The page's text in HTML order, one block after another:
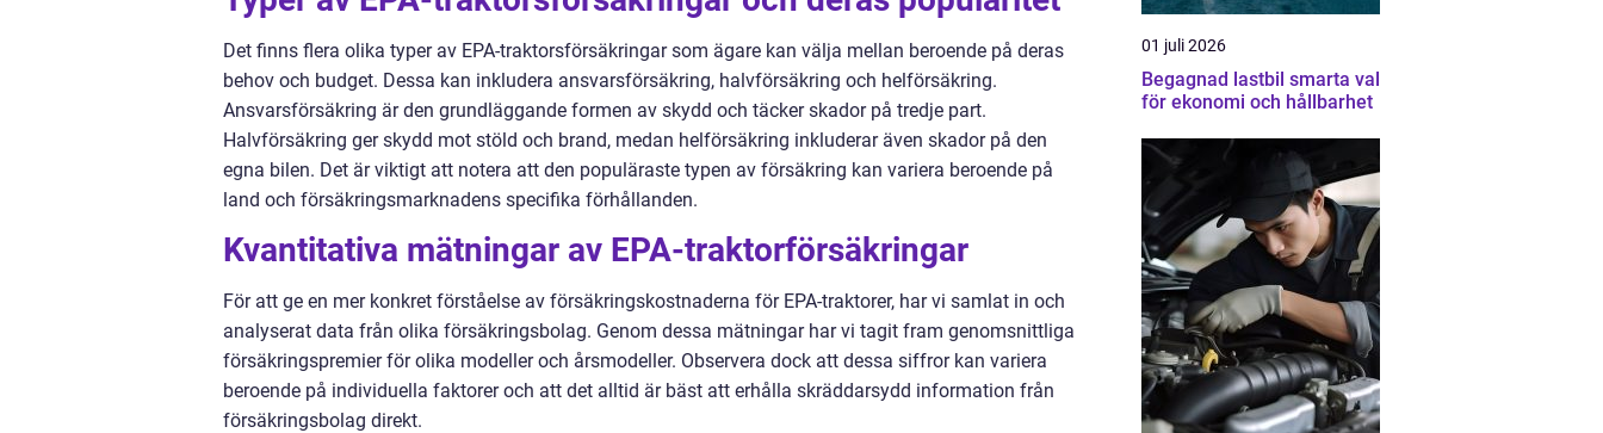
Det finns flera olika typer av EPA-traktorsförsäkringar som ägare kan välja mellan beroende på deras
behov och budget. Dessa kan inkludera ansvarsförsäkring, halvförsäkring och helförsäkring.
Ansvarsförsäkring är den grundläggande formen av skydd och täcker skador på tredje part.
Halvförsäkring ger skydd mot stöld och brand, medan helförsäkring inkluderar även skador på den
egna bilen. Det är viktigt att notera att den populäraste typen av försäkring kan variera beroende på
land och försäkringsmarknadens specifika förhållanden.
Kvantitativa mätningar av EPA-traktorförsäkringar
För att ge en mer konkret förståelse av försäkringskostnaderna för EPA-traktorer, har vi samlat in och
analyserat data från olika försäkringsbolag. Genom dessa mätningar har vi tagit fram genomsnittliga
försäkringspremier för olika modeller och årsmodeller. Observera dock att dessa siffror kan variera
beroende på individuella faktorer och att det alltid är bäst att erhålla skräddarsydd information från
försäkringsbolag direkt.
01 juli 2026
Begagnad lastbil smarta val
för ekonomi och hållbarhet